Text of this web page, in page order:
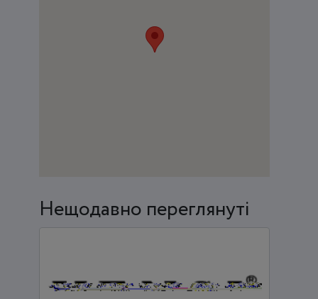
Нещодавно переглянуті